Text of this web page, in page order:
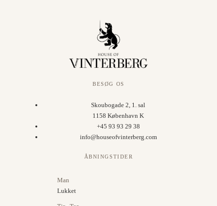
BESØG OS
Skoubogade 2, 1. sal
1158 København K
+45 93 93 29 38
info@houseofvinterberg.com
ÅBNINGSTIDER
Man
Lukket